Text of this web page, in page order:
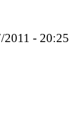
- 20:25